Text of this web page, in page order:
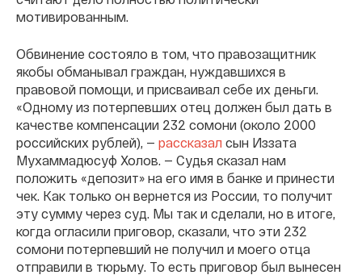
мотивированным.
Обвинение состояло в том, что правозащитник
якобы обманывал граждан, нуждавшихся в
правовой помощи, и присваивал себе их деньги.
«Одному из потерпевших отец должен был дать в
качестве компенсации 232 сомони (около 2000
российских рублей), — рассказал сын Иззата
Мухаммадюсуф Холов. — Судья сказал нам
положить «депозит» на его имя в банке и принести
чек. Как только он вернется из России, то получит
эту сумму через суд. Мы так и сделали, но в итоге,
когда огласили приговор, сказали, что эти 232
сомони потерпевший не получил и моего отца
отправили в тюрьму. То есть приговор был вынесен